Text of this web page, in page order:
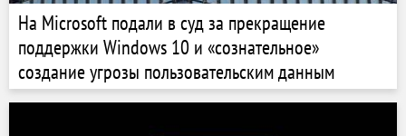
На Microsoft подали в суд за прекращение
поддержки Windows 10 и «сознательное»
создание угрозы пользовательским данным